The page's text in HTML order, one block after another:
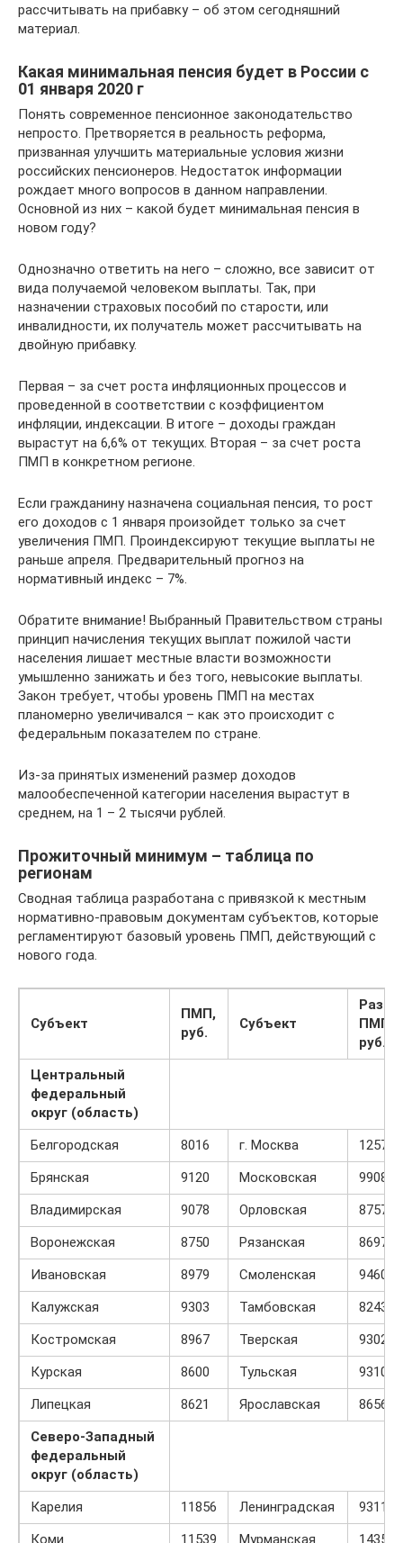
рассчитывать на прибавку – об этом сегодняшний
материал.
Какая минимальная пенсия будет в России с
01 января 2020 г
Понять современное пенсионное законодательство
непросто. Претворяется в реальность реформа,
призванная улучшить материальные условия жизни
российских пенсионеров. Недостаток информации
рождает много вопросов в данном направлении.
Основной из них – какой будет минимальная пенсия в
новом году?
Однозначно ответить на него – сложно, все зависит от
вида получаемой человеком выплаты. Так, при
назначении страховых пособий по старости, или
инвалидности, их получатель может рассчитывать на
двойную прибавку.
Первая – за счет роста инфляционных процессов и
проведенной в соответствии с коэффициентом
инфляции, индексации. В итоге – доходы граждан
вырастут на 6,6% от текущих. Вторая – за счет роста
ПМП в конкретном регионе.
Если гражданину назначена социальная пенсия, то рост
его доходов с 1 января произойдет только за счет
увеличения ПМП. Проиндексируют текущие выплаты не
раньше апреля. Предварительный прогноз на
нормативный индекс – 7%.
Обратите внимание! Выбранный Правительством страны
принцип начисления текущих выплат пожилой части
населения лишает местные власти возможности
умышленно занижать и без того, невысокие выплаты.
Закон требует, чтобы уровень ПМП на местах
планомерно увеличивался – как это происходит с
федеральным показателем по стране.
Из-за принятых изменений размер доходов
малообеспеченной категории населения вырастут в
среднем, на 1 – 2 тысячи рублей.
Прожиточный минимум – таблица по
регионам
Сводная таблица разработана с привязкой к местным
нормативно-правовым документам субъектов, которые
регламентируют базовый уровень ПМП, действующий с
нового года.
Субъект
ПМП,
руб.
Субъект
ПМП,
руб.
Центральный
федеральный
округ (область)
Белгородская
8016 г. Москва
12578
Брянская
9120 Московская
9908
Владимирская
9078 Орловская
8757
Воронежская
8750 Рязанская
8697
Ивановская
8979 Смоленская
9460
Калужская
9303 Тамбовская
8243
Костромская
8967 Тверская
9302
Курская
8600 Тульская
9310
Липецкая
8621 Ярославская
8656
Северо-Западный
федеральный
округ (область)
Карелия
11856 Ленинградская
9311
Коми
11539 Мурманская 14354